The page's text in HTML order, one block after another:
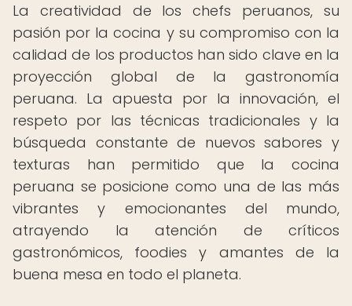
La creatividad de los chefs peruanos, su
pasión por la cocina y su compromiso con la
calidad de los productos han sido clave en la
proyección global de la gastronomía
peruana. La apuesta por la innovación, el
respeto por las técnicas tradicionales y la
búsqueda constante de nuevos sabores y
texturas han permitido que la cocina
peruana se posicione como una de las más
vibrantes y emocionantes del mundo,
atrayendo la atención de críticos
gastronómicos, foodies y amantes de la
buena mesa en todo el planeta.